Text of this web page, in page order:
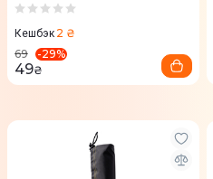
Кешбэк 2 ₴
69
-29%
49₴